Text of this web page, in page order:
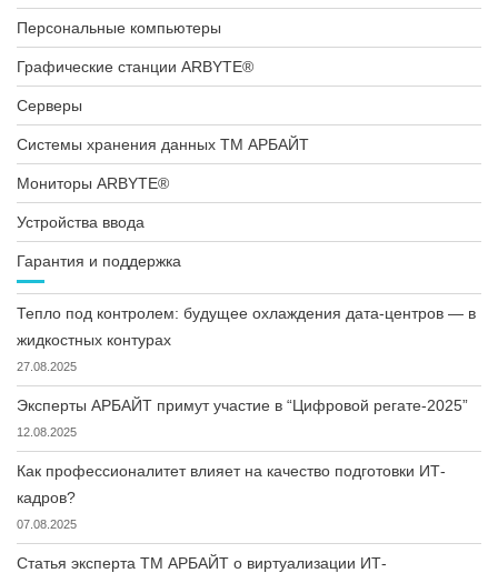
Персональные компьютеры
Графические станции ARBYTE®
Серверы
Системы хранения данных ТМ АРБАЙТ
Мониторы ARBYTE®
Устройства ввода
Гарантия и поддержка
Тепло под контролем: будущее охлаждения дата-центров — в
жидкостных контурах
27.08.2025
Эксперты АРБАЙТ примут участие в “Цифровой регате-2025”
12.08.2025
Как профессионалитет влияет на качество подготовки ИТ-
кадров?
07.08.2025
Статья эксперта ТМ АРБАЙТ о виртуализации ИТ-